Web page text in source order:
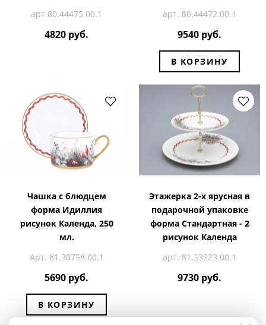
арт 80.44475.00.1
4820 руб.
арт. 80.44472.00.1
9540 руб.
В КОРЗИНУ
Чашка с блюдцем
форма Идиллия
рисунок Календа, 250
мл.
Арт. 81.30758.00.1
5690 руб.
В КОРЗИНУ
Этажерка 2-х ярусная в
подарочной упаковке
форма Стандартная - 2
рисунок Календа
арт. 81.33223.00.1
9730 руб.